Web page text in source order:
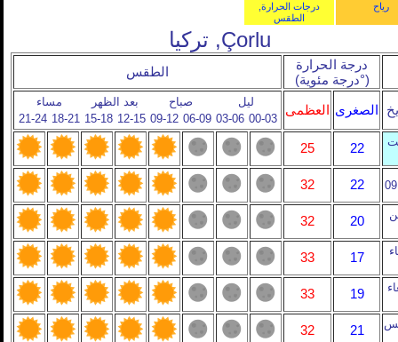
درجات الحرارة,
الطقس
رياح
Çorlu, تركيا
درجة الحرارة
(°درجة مئوية)
الطقس
الصغرى العظمى
ليل صباح بعد الظهر
مساء
00-03
03-06
06-09
09-12
12-15
15-18
18-21
21-24
22
25
22
32
20
32
17
33
19
33
21
32